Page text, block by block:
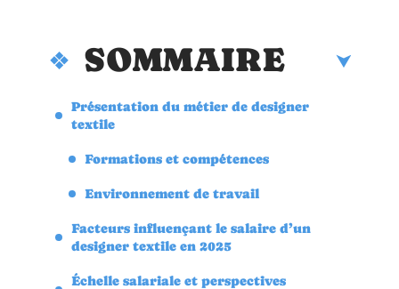
SOMMAIRE
Présentation du métier de designer
textile
Formations et compétences
Environnement de travail
Facteurs influençant le salaire d’un
designer textile en 2025
Échelle salariale et perspectives